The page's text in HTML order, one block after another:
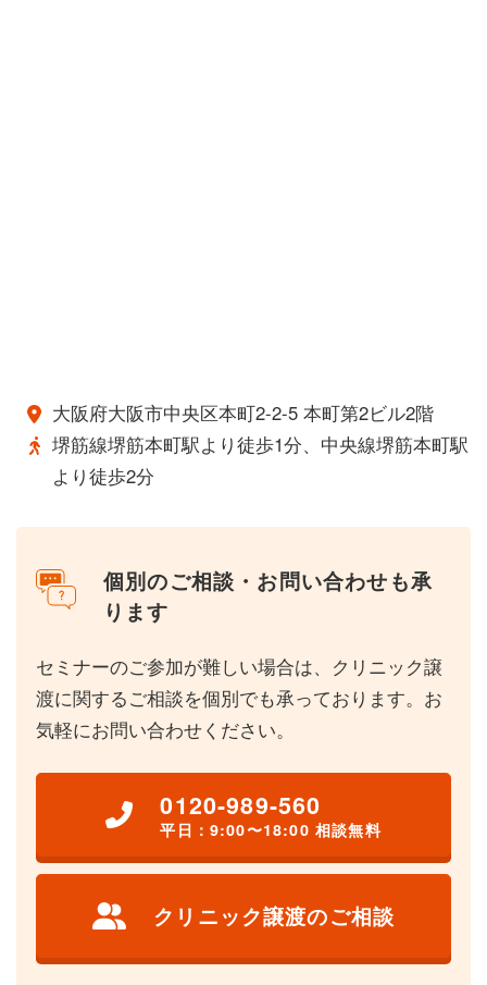
大阪府大阪市中央区本町2-2-5 本町第2ビル2階
堺筋線堺筋本町駅より徒歩1分、中央線堺筋本町駅
より徒歩2分
個別のご相談・お問い合わせも承
ります
セミナーのご参加が難しい場合は、クリニック譲
渡に関するご相談を個別でも承っております。お
気軽にお問い合わせください。
0120-989-560
平日：9:00〜18:00 相談無料
クリニック譲渡のご相談